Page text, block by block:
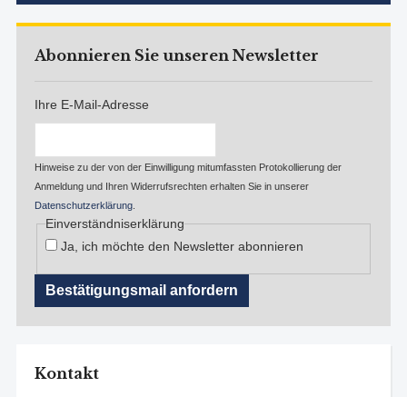
Abonnieren Sie unseren Newsletter
Ihre E-Mail-Adresse
Hinweise zu der von der Einwilligung mitumfassten Protokollierung der
Anmeldung und Ihren Widerrufsrechten erhalten Sie in unserer
Datenschutzerklärung.
Einverständniserklärung
Ja, ich möchte den Newsletter abonnieren
Kontakt